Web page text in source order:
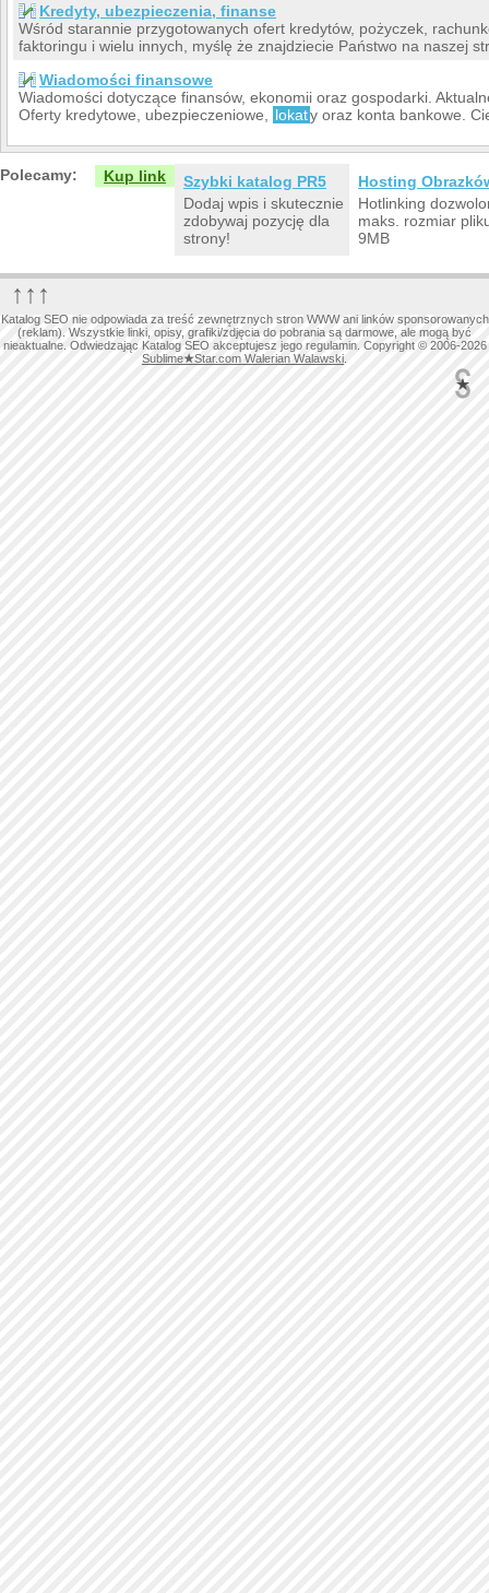
Kredyty, ubezpieczenia, finanse
Wśród starannie przygotowanych ofert kredytów, pożyczek,
faktoringu i wielu innych, myślę że znajdziecie Państwo na naszej
Wiadomości finansowe
Wiadomości dotyczące finansów, ekonomii oraz gospodarki.
Oferty kredytowe, ubezpieczeniowe,
lokaty oraz konta bankowe.
Polecamy: Kup link
Szybki katalog PR5
Dodaj wpis i skutecznie
zdobywaj pozycję dla
strony!
Hosting
Hotlinking
maks. rozmiar
9MB
↑↑↑
Katalog SEO nie odpowiada za treść zewnętrznych stron WWW ani linków sponsorowanych
(reklam). Wszystkie linki, opisy, grafiki/zdjęcia do pobrania są darmowe, ale mogą być
nieaktualne. Odwiedzając Katalog SEO akceptujesz jego regulamin. Copyright © 2006-2026
Sublime★Star.com Walerian Walawski